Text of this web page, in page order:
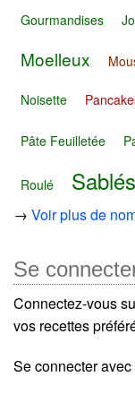
Gourmandises
Moelleux
Noisette
Pâte Feuilletée
Roulé Sablés
→ Voir plus de
Se
Connectez-vous
vos recettes
Se connecter